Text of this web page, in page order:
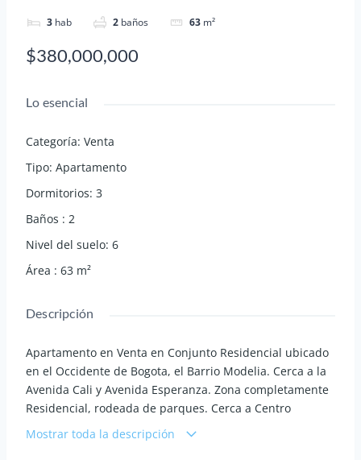
3 hab 2 baños 63 m²
$380,000,000
Lo esencial
Categoría: Venta
Tipo: Apartamento
Dormitorios: 3
Baños : 2
Nivel del suelo: 6
Área : 63 m²
Descripción
Apartamento en Venta en Conjunto Residencial ubicado
en el Occidente de Bogota, el Barrio Modelia. Cerca a la
Avenida Cali y Avenida Esperanza. Zona completamente
Residencial, rodeada de parques. Cerca a Centro
Comerciales, rutas de transportes hacia el Norte, Centro
y Sur de la Ciudad. Ubicado en Conjunto Residencial
Mostrar toda la descripción